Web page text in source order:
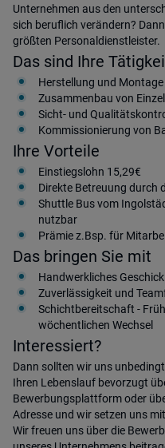
Unternehmen aus den
sich beruflich verändern?
größten Personaldienstleister.
Das sind Ihre
Herstellung und
Zusammenbau von
Sicht- und
Kommissionierung von
Ihre Vorteile
Einstiegslohn 15,29€
Direkte Betreuung durch
Shuttle Bus vom
nutzbar
Prämie z.Bsp. für
Das bringen Sie mit
Handwerkliches Geschick
Zuverlässigkeit und
Schichtbereitschaft -
wöchentlichen Wechsel
Interessiert?
Dann sollten wir uns
Ihren Lebenslauf bevorzugt
Bewerbungsplattform oder
Adresse und wir setzen uns
Wir freuen uns über die